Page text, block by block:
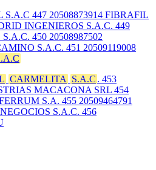
447 20508873914 FIBRAFIL
INGENIEROS S.A.C. 449
450 20508987502
S.A.C. 451 20509119008
CARMELITA S.A.C . 453
MACACONA SRL 454
S.A. 455 20509464791
S.A.C. 456